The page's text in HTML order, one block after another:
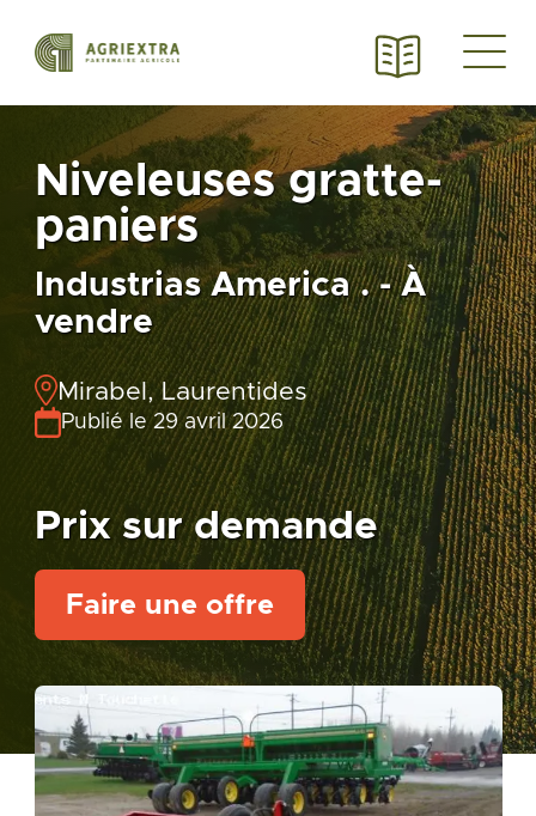
Niveleuses gratte-
paniers
Industrias America . - À
vendre
Mirabel, Laurentides
Publié le 29 avril 2026
Prix sur demande
Faire une offre